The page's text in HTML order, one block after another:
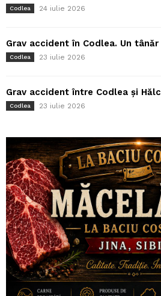
Codlea 24 iulie 2026
Grav accident în Codlea. Un
Codlea 23 iulie 2026
Grav accident între Codlea și
Codlea 23 iulie 2026